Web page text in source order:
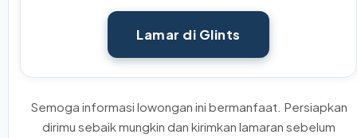
Lamar di Glints
Semoga informasi lowongan ini bermanfaat. Persiapkan
dirimu sebaik mungkin dan kirimkan lamaran sebelum